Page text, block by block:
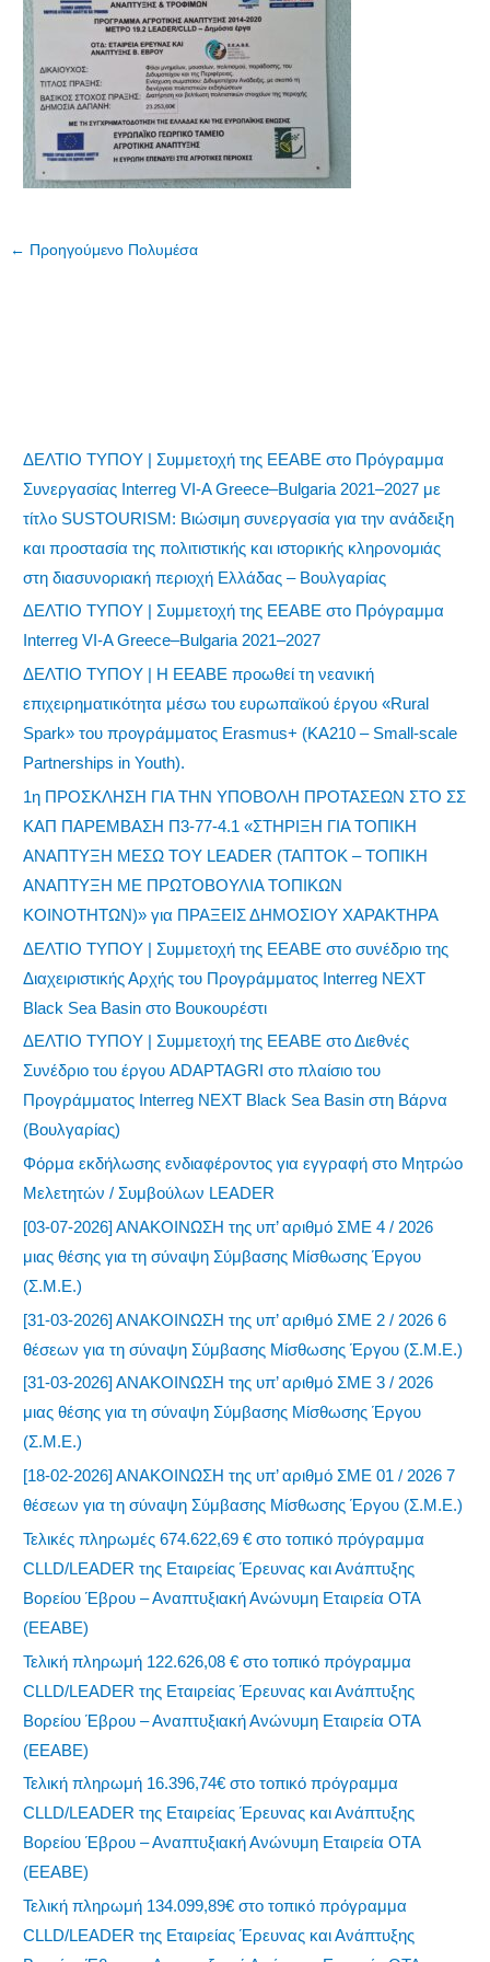
← Προηγούμενο Πολυμέσα
ΔΕΛΤΙΟ ΤΥΠΟΥ | Συμμετοχή της ΕΕΑΒΕ στο Πρόγραμμα
Συνεργασίας Interreg VI-A Greece–Bulgaria 2021–2027 με
τίτλο SUSTOURISM: Βιώσιμη συνεργασία για την ανάδειξη
και προστασία της πολιτιστικής και ιστορικής κληρονομιάς
στη διασυνοριακή περιοχή Ελλάδας – Βουλγαρίας
ΔΕΛΤΙΟ ΤΥΠΟΥ | Συμμετοχή της ΕΕΑΒΕ στο Πρόγραμμα
Interreg VI-A Greece–Bulgaria 2021–2027
ΔΕΛΤΙΟ ΤΥΠΟΥ | Η ΕΕΑΒΕ προωθεί τη νεανική
επιχειρηματικότητα μέσω του ευρωπαϊκού έργου «Rural
Spark» του προγράμματος Erasmus+ (KA210 – Small-scale
Partnerships in Youth).
1η ΠΡΟΣΚΛΗΣΗ ΓΙΑ ΤΗΝ ΥΠΟΒΟΛΗ ΠΡΟΤΑΣΕΩΝ ΣΤΟ ΣΣ
ΚΑΠ ΠΑΡΕΜΒΑΣΗ Π3-77-4.1 «ΣΤΗΡΙΞΗ ΓΙΑ ΤΟΠΙΚΗ
ΑΝΑΠΤΥΞΗ ΜΕΣΩ ΤΟΥ LEADER (ΤΑΠΤΟΚ – ΤΟΠΙΚΗ
ΑΝΑΠΤΥΞΗ ΜΕ ΠΡΩΤΟΒΟΥΛΙΑ ΤΟΠΙΚΩΝ
ΚΟΙΝΟΤΗΤΩΝ)» για ΠΡΑΞΕΙΣ ΔΗΜΟΣΙΟΥ ΧΑΡΑΚΤΗΡΑ
ΔΕΛΤΙΟ ΤΥΠΟΥ | Συμμετοχή της ΕΕΑΒΕ στο συνέδριο της
Διαχειριστικής Αρχής του Προγράμματος Interreg NEXT
Black Sea Basin στο Βουκουρέστι
ΔΕΛΤΙΟ ΤΥΠΟΥ | Συμμετοχή της ΕΕΑΒΕ στο Διεθνές
Συνέδριο του έργου ADAPTAGRI στο πλαίσιο του
Προγράμματος Interreg NEXT Black Sea Basin στη Βάρνα
(Βουλγαρίας)
Φόρμα εκδήλωσης ενδιαφέροντος για εγγραφή στο Μητρώο
Μελετητών / Συμβούλων LEADER
[03-07-2026] ΑΝΑΚΟΙΝΩΣΗ της υπ’ αριθμό ΣΜΕ 4 / 2026
μιας θέσης για τη σύναψη Σύμβασης Μίσθωσης Έργου
(Σ.Μ.Ε.)
[31-03-2026] ΑΝΑΚΟΙΝΩΣΗ της υπ’ αριθμό ΣΜΕ 2 / 2026 6
θέσεων για τη σύναψη Σύμβασης Μίσθωσης Έργου (Σ.Μ.Ε.)
[31-03-2026] ΑΝΑΚΟΙΝΩΣΗ της υπ’ αριθμό ΣΜΕ 3 / 2026
μιας θέσης για τη σύναψη Σύμβασης Μίσθωσης Έργου
(Σ.Μ.Ε.)
[18-02-2026] ΑΝΑΚΟΙΝΩΣΗ της υπ’ αριθμό ΣΜΕ 01 / 2026 7
θέσεων για τη σύναψη Σύμβασης Μίσθωσης Έργου (Σ.Μ.Ε.)
Τελικές πληρωμές 674.622,69 € στο τοπικό πρόγραμμα
CLLD/LEADER της Εταιρείας Έρευνας και Ανάπτυξης
Βορείου Έβρου – Αναπτυξιακή Ανώνυμη Εταιρεία ΟΤΑ
(ΕΕΑΒΕ)
Τελική πληρωμή 122.626,08 € στο τοπικό πρόγραμμα
CLLD/LEADER της Εταιρείας Έρευνας και Ανάπτυξης
Βορείου Έβρου – Αναπτυξιακή Ανώνυμη Εταιρεία ΟΤΑ
(ΕΕΑΒΕ)
Τελική πληρωμή 16.396,74€ στο τοπικό πρόγραμμα
CLLD/LEADER της Εταιρείας Έρευνας και Ανάπτυξης
Βορείου Έβρου – Αναπτυξιακή Ανώνυμη Εταιρεία ΟΤΑ
(ΕΕΑΒΕ)
Τελική πληρωμή 134.099,89€ στο τοπικό πρόγραμμα
CLLD/LEADER της Εταιρείας Έρευνας και Ανάπτυξης